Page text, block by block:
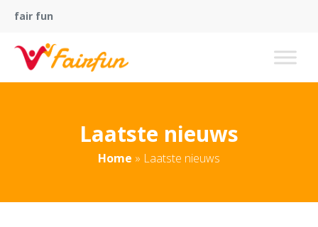
fair fun
Laatste nieuws
Home » Laatste nieuws